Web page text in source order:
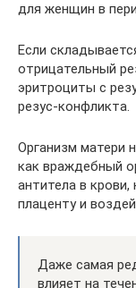
для женщин в
Если
отрицательный
эритроциты с
резус-конфликта.
Организм матери
как враждебный
антитела в
плаценту и
Даже самая
влияет на